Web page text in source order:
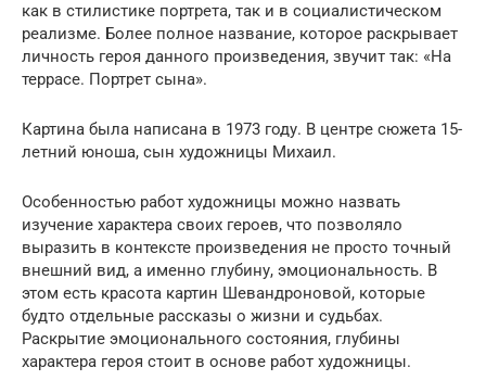
как в стилистике портрета, так и в социалистическом
реализме. Более полное название, которое раскрывает
личность героя данного произведения, звучит так: «На
террасе. Портрет сына».
Картина была написана в 1973 году. В центре сюжета 15-
летний юноша, сын художницы Михаил.
Особенностью работ художницы можно назвать
изучение характера своих героев, что позволяло
выразить в контексте произведения не просто точный
внешний вид, а именно глубину, эмоциональность. В
этом есть красота картин Шевандроновой, которые
будто отдельные рассказы о жизни и судьбах.
Раскрытие эмоционального состояния, глубины
характера героя стоит в основе работ художницы.